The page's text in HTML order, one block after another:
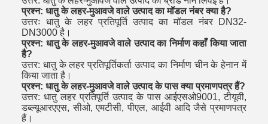
प्रश्न: धातु के लहर-मुआवजे वाले उत्पाद का मॉडल नंबर क्या है?
उत्तरः धातु के लहर प्रतिपूर्ति उत्पाद का मॉडल नंबर DN32-
DN3000 है।
प्रश्न: धातु के लहर-मुआवजे वाले उत्पाद का निर्माण कहाँ किया जाता
है?
उत्तर: धातु के लहर प्रतिपूर्तिकर्ता उत्पाद का निर्माण चीन के हेनान में
किया जाता है।
प्रश्न: धातु के लहर-मुआवजे वाले उत्पाद के पास क्या प्रमाणपत्र हैं?
उत्तर: धातु लहर प्रतिपूर्ति उत्पाद के पास आईएसओ9001, टीयूवी,
डब्ल्यूआरएएस, सीओ, एमटीसी, पीएल, आईवी आदि जैसे प्रमाणपत्र
हैं।